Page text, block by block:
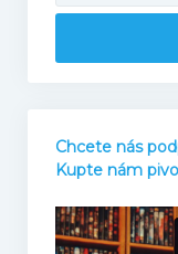
Bonus
Podcast
Bonusy
Chcete nás
Kupte nám pivo